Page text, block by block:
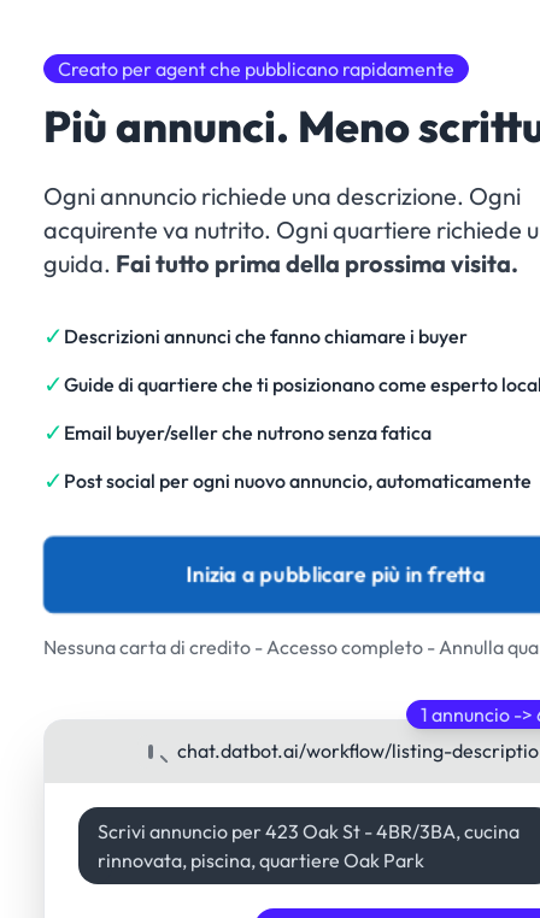
Creato per agent che pubblicano rapidamente
Più annunci. Meno
Ogni annuncio richiede una descrizione. Ogni
acquirente va nutrito. Ogni quartiere richiede
guida. Fai tutto prima della prossima visita.
✓ Descrizioni annunci che fanno chiamare i buyer
✓Guide di quartiere che ti posizionano come esperto
✓ Email buyer/seller che nutrono senza fatica
✓ Post social per ogni nuovo annuncio, automaticamente
Inizia a pubblicare più in fretta
Nessuna carta di credito - Accesso completo - Annulla
chat.datbot.ai/workflow/listing-
Scrivi annuncio per 423 Oak St - 4BR/3BA, cucina
rinnovata, piscina, quartiere Oak Park
1 annuncio -